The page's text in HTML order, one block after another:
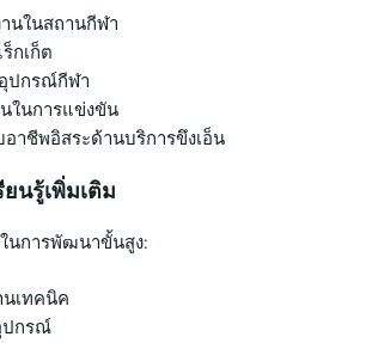
นในสถานกีฬา
กเก็ต
ปกรณ์กีฬา
ในการแข่งขัน
อาชีพอิสระด้านบริการขึงเอ็น
นรู้เพิ่มเติม
ในการพัฒนาขั้นสูง:
นเทคนิค
ปกรณ์